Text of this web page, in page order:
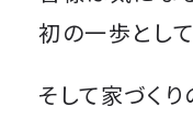
初の一歩とし
そして家づく